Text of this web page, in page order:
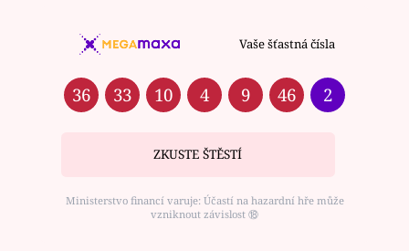
Vaše šťastná čísla
36 33 10 4 9 46 2
ZKUSTE ŠTĚSTÍ
Ministerstvo financí varuje: Účastí na hazardní hře může
vzniknout závislost ⑱